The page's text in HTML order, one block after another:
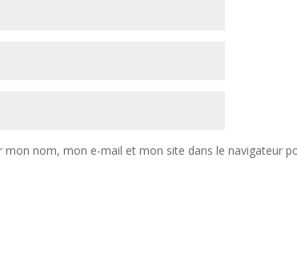
mon nom, mon e-mail et mon site dans le navigateur